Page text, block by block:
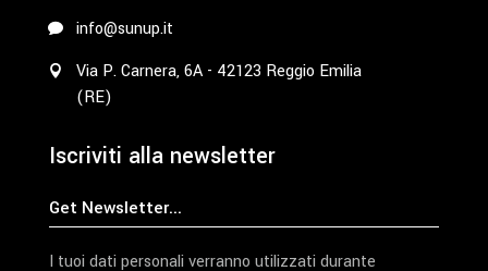
info@sunup.it
Via P. Carnera, 6A - 42123 Reggio Emilia
(RE)
Iscriviti alla newsletter
I tuoi dati personali verranno utilizzati durante